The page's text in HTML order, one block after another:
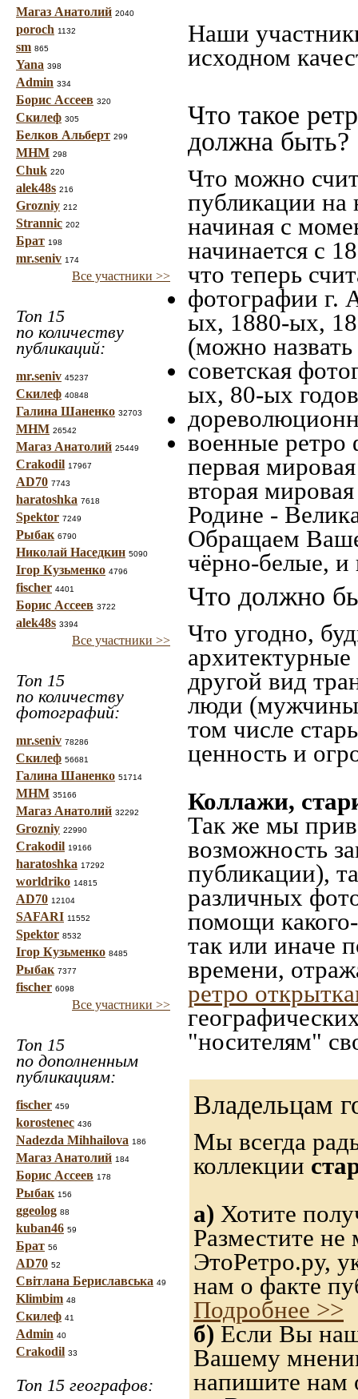
Магаз Анатолий 2040
poroch 1132
sm 865
Yana 398
Admin 334
Борис Ассеев 320
Скилеф 305
Белков Альберт 299
МНМ 298
Chuk 220
alek48s 216
Grozniy 212
Strannic 202
Брат 198
mr.seniv 174
Все участники >>
Топ 15
по количеству
публикаций:
mr.seniv 45237
Скилеф 40848
Галина Шаненко 32703
МНМ 26542
Магаз Анатолий 25449
Crakodil 17967
AD70 7743
haratoshka 7618
Spektor 7249
Рыбак 6790
Николай Наседкин 5090
Ігор Кузьменко 4796
fischer 4401
Борис Ассеев 3722
alek48s 3394
Все участники >>
Топ 15
по количеству
фотографий:
mr.seniv 78286
Скилеф 56681
Галина Шаненко 51714
МНМ 35166
Магаз Анатолий 32292
Grozniy 22990
Crakodil 19166
haratoshka 17292
worldriko 14815
AD70 12104
SAFARI 11552
Spektor 8532
Ігор Кузьменко 8485
Рыбак 7377
fischer 6098
Все участники >>
Топ 15
по дополненным
публикациям:
fischer 459
korostenec 436
Nadezda Mihhailova 186
Магаз Анатолий 184
Борис Ассеев 178
Рыбак 156
ggeolog 88
kuban46 59
Брат 56
AD70 52
Світлана Бериславська 49
Klimbim 48
Скилеф 41
Admin 40
Crakodil 33
Топ 15 географов:
Наши
исходном
Что такое
должна быть?
Что можно
публикации
начиная c
начинается с
что теперь
фотографии г.
ых, 1880-ых,
(можно
советская
ых, 80-ых
военные ретро
первая
вторая
Родине -
Обращаем
чёрно-белые, и
Что должно
Что угодно,
другой вид
люди
том числе
ценность и
Коллажи,
Так же мы
возможность
публикации),
различных
помощи
так или иначе
времени,
ретро
"носителям"
Владельцам
Мы всегда
коллекции
а) Хотите
Разместите
ЭтоРетро.ру,
нам о факте
Подробнее >>
б) Если Вы
Вашему
напишите нам